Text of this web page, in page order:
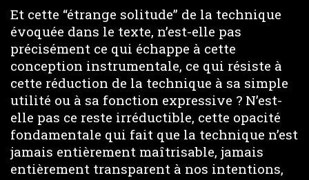
Et cette “étrange solitude” de la technique
évoquée dans le texte, n’est-elle pas
précisément ce qui échappe à cette
conception instrumentale, ce qui résiste à
cette réduction de la technique à sa simple
utilité ou à sa fonction expressive ? N’est-
elle pas ce reste irréductible, cette opacité
fondamentale qui fait que la technique n’est
jamais entièrement maîtrisable, jamais
entièrement transparent à nos intentions,